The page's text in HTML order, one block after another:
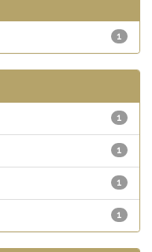
1
1
1
1
1